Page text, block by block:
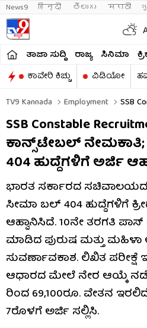
News9 हिन्दी తెలుగు मराठी
ತಾಜಾ ಸುದ್ದಿ ರಾಜ್ಯ ಸಿನಿಮಾ
ಕಾವೇರಿ ಕಿಚ್ಚು
ವಿಡಿಯೋ
TV9 Kannada
Employment SSB
SSB Constable
ಕಾನ್ಸ್‌ಟೇಬಲ್
404 ಹುದ್ದೆಗಳಿಗೆ ಅರ್ಜಿ
ಭಾರತ ಸರ್ಕಾರದ ಸಚಿವಾಲಯದ
ಸೀಮಾ ಬಲ್ 404 ಹುದ್ದೆಗಳಿಗೆ
ಆಹ್ವಾನಿಸಿದೆ. 10ನೇ ತರಗತಿ ಪಾಸ್
ಮಾಡಿದ ಪುರುಷ ಮತ್ತು ಮಹಿಳಾ
ಸುವರ್ಣಾವಕಾಶ. ಲಿಖಿತ ಪರೀಕ್ಷೆ
ಆಧಾರದ ಮೇಲೆ ನೇರ ಆಯ್ಕೆ
ರಿಂದ 69,100ರೂ. ವೇತನ
7ರೊಳಗೆ ಅರ್ಜಿ ಸಲ್ಲಿಸಿ.